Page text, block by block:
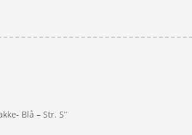
Blå – Str. S”